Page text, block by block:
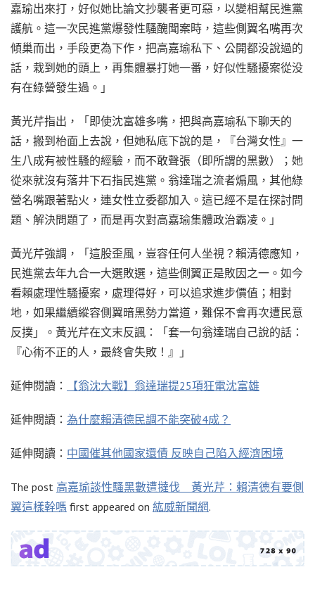
嘉瑜出來打，好似她比論文抄襲者更可惡，以變相幫民進黨
護航。這一次民進黨爆發性騷醜聞案時，這些側翼名嘴再次
傾巢而出，手段更為下作，把高嘉瑜私下、公開都没說過的
話，栽到她的頭上，再集體暴打她一番，好似性騷擾案從没
有在綠營發生過。」
黃光芹指出，「即使沈富雄多嘴，把與高嘉瑜私下聊天的
話，搬到枱面上去說，但她私底下說的是，『台灣女性』一
生八成有被性騷的經驗，而不敢聲張（即所謂的黑數）；她
從來就沒有落井下石指民進黨。翁達瑞之流者煽風，其他綠
營名嘴跟著點火，連女性立委都加入。這已經不是在探討問
題、解決問題了，而是再次對高嘉瑜集體政治霸凌。」
黃光芹強調，「這股歪風，豈容任何人坐視？賴清德應知，
民進黨去年九合一大選敗選，這些側翼正是敗因之一。如今
看賴處理性騷擾案，處理得好，可以追求進步價值；相對
地，如果繼續縱容側翼暗黑勢力當道，難保不會再次遭民意
反撲」。黃光芹在文末反諷：「套一句翁達瑞自己說的話：
『心術不正的人，最終會失敗！』」
延伸閱讀： 【翁沈大戰】翁達瑞提25項狂電沈富雄
延伸閱讀： 為什麼賴清德民調不能突破4成？
延伸閱讀： 中國催其他國家還債 反映自己陷入經濟困境
The post 高嘉瑜談性騷黑數遭撻伐 黃光芹：賴清德有要側
翼這樣幹嗎 first appeared on 紘威新聞網.